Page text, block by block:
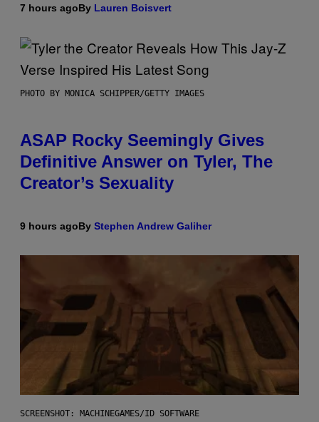
7 hours agoBy Lauren Boisvert
PHOTO BY MONICA SCHIPPER/GETTY IMAGES
ASAP Rocky Seemingly Gives
Definitive Answer on Tyler, The
Creator’s Sexuality
9 hours agoBy Stephen Andrew Galiher
SCREENSHOT: MACHINEGAMES/ID SOFTWARE